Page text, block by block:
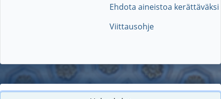
Ehdota aineistoa kerättäväksi
Viittausohje